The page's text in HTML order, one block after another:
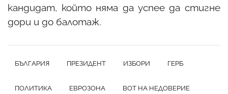
кандидат, който няма да успее да стигне
дори и до балотаж.
БЪЛГАРИЯ ПРЕЗИДЕНТ ИЗБОРИ ГЕРБ
ПОЛИТИКА ЕВРОЗОНА ВОТ НА НЕДОВЕРИЕ